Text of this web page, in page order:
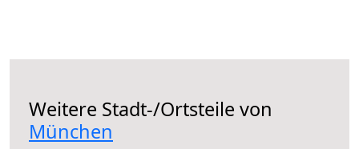
Weitere Stadt-/Ortsteile von
München